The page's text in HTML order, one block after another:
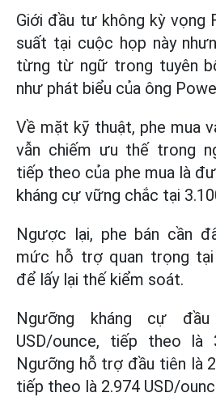
Giới đầu tư không kỳ vọng
suất tại cuộc họp này
từng từ ngữ trong tuyên
như phát biểu của ông
Về mặt kỹ thuật, phe mua
vẫn chiếm ưu thế trong
tiếp theo của phe mua là
kháng cự vững chắc tại
Ngược lại, phe bán cần
mức hỗ trợ quan trọng tại
để lấy lại thế kiểm soát.
Ngưỡng kháng cự
USD/ounce, tiếp theo là
Ngưỡng hỗ trợ đầu tiên là
tiếp theo là 2.974 USD/